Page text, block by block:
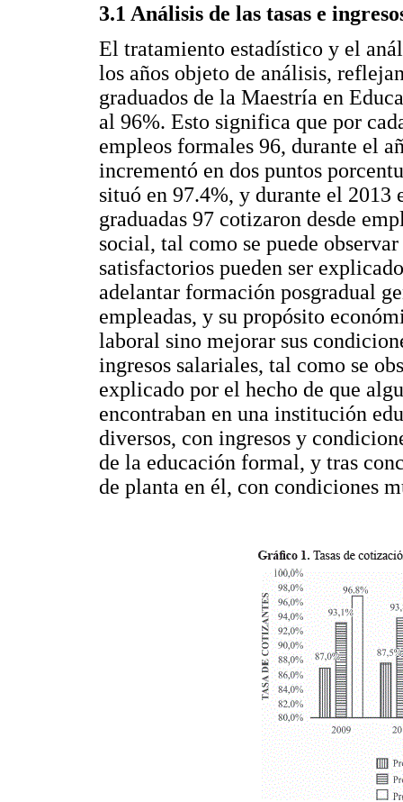
3.1 Análisis de las tasas e
El tratamiento estadístico y el
los años objeto de análisis,
graduados de la Maestría en
al 96%. Esto significa que por
empleos formales 96, durante el
incrementó en dos puntos
situó en 97.4%, y durante el 2013
graduadas 97 cotizaron desde
social, tal como se puede
satisfactorios pueden ser
adelantar formación posgradual
empleadas, y su propósito
laboral sino mejorar sus
ingresos salariales, tal como se
explicado por el hecho de que
encontraban en una institución
diversos, con ingresos y
de la educación formal, y tras
de planta en él, con condiciones